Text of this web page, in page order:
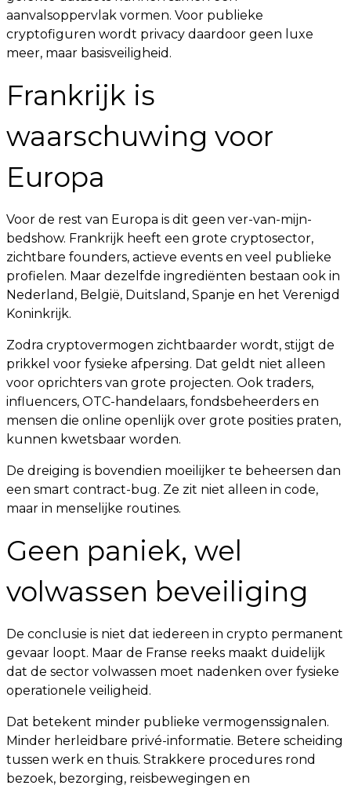
aanvalsoppervlak vormen. Voor publieke
cryptofiguren wordt privacy daardoor geen luxe
meer, maar basisveiligheid.
Frankrijk is
waarschuwing voor
Europa
Voor de rest van Europa is dit geen ver-van-mijn-
bedshow. Frankrijk heeft een grote cryptosector,
zichtbare founders, actieve events en veel publieke
profielen. Maar dezelfde ingrediënten bestaan ook in
Nederland, België, Duitsland, Spanje en het Verenigd
Koninkrijk.
Zodra cryptovermogen zichtbaarder wordt, stijgt de
prikkel voor fysieke afpersing. Dat geldt niet alleen
voor oprichters van grote projecten. Ook traders,
influencers, OTC-handelaars, fondsbeheerders en
mensen die online openlijk over grote posities praten,
kunnen kwetsbaar worden.
De dreiging is bovendien moeilijker te beheersen dan
een smart contract-bug. Ze zit niet alleen in code,
maar in menselijke routines.
Geen paniek, wel
volwassen beveiliging
De conclusie is niet dat iedereen in crypto permanent
gevaar loopt. Maar de Franse reeks maakt duidelijk
dat de sector volwassen moet nadenken over fysieke
operationele veiligheid.
Dat betekent minder publieke vermogenssignalen.
Minder herleidbare privé-informatie. Betere scheiding
tussen werk en thuis. Strakkere procedures rond
bezoek, bezorging, reisbewegingen en